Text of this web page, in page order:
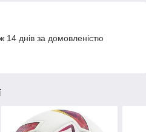
днів за домовленістю